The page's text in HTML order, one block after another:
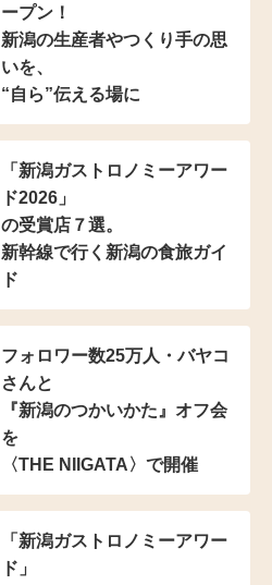
ープン！
新潟の生産者やつくり手の思
いを、
“自ら”伝える場に
「新潟ガストロノミーアワー
ド2026」
の受賞店７選。
新幹線で行く新潟の食旅ガイ
ド
フォロワー数25万人・バヤコ
さんと
『新潟のつかいかた』オフ会
を
〈THE NIIGATA〉で開催
「新潟ガストロノミーアワー
ド」